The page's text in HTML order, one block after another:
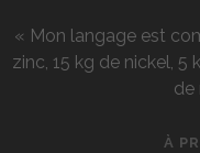
« Mon langage est
zinc, 15 kg de nickel,
de
À